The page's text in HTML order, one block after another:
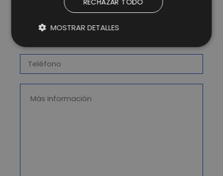
RECHAZAR TODO
MOSTRAR DETALLES